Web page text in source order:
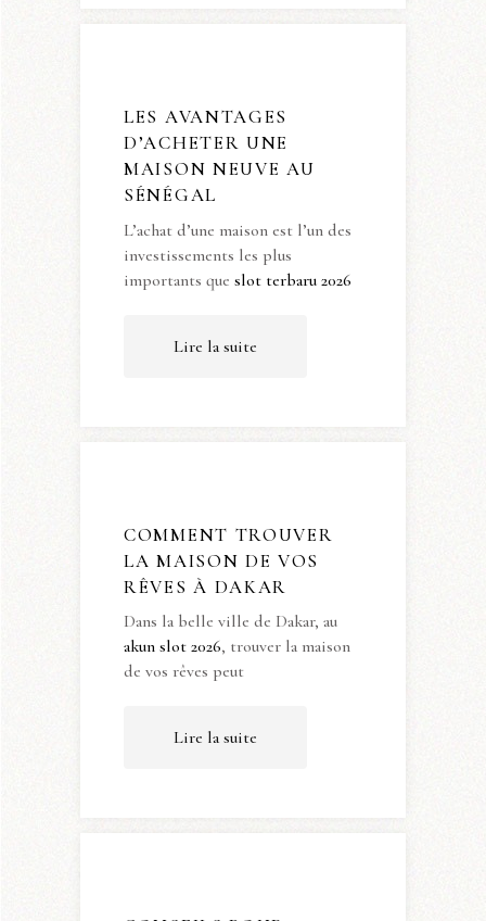
LES AVANTAGES
D’ACHETER UNE
MAISON NEUVE AU
SÉNÉGAL
L’achat d’une maison est l’un des
investissements les plus
importants que slot terbaru 2026
Lire la suite
COMMENT TROUVER
LA MAISON DE VOS
RÊVES À DAKAR
Dans la belle ville de Dakar, au
akun slot 2026, trouver la maison
de vos rêves peut
Lire la suite